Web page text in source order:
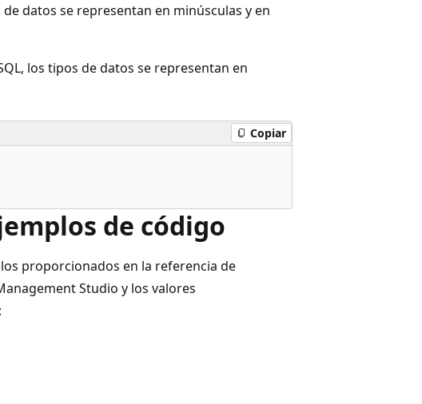
datos se representan en minúsculas y en
los tipos de datos se representan en
Copiar
de código
proporcionados en la referencia de
Studio y los valores